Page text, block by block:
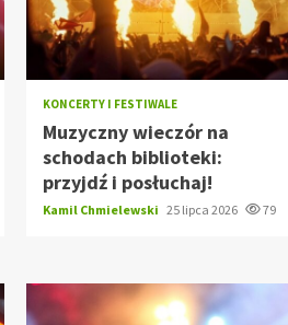
KONCERTY I FESTIWALE
Muzyczny wieczór na
schodach biblioteki:
przyjdź i posłuchaj!
Kamil Chmielewski 25 lipca 2026 79